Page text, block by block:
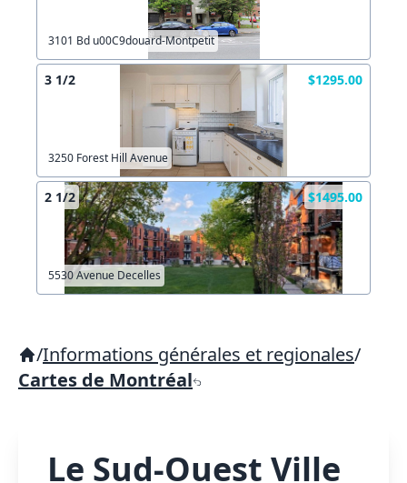
3101 Bd u00C9douard-Montpetit
3 1/2 $1295.00
3250 Forest Hill Avenue
2 1/2 $1495.00
5530 Avenue Decelles
/Informations générales et regionales/
Cartes de Montréal
Le Sud-Ouest Ville